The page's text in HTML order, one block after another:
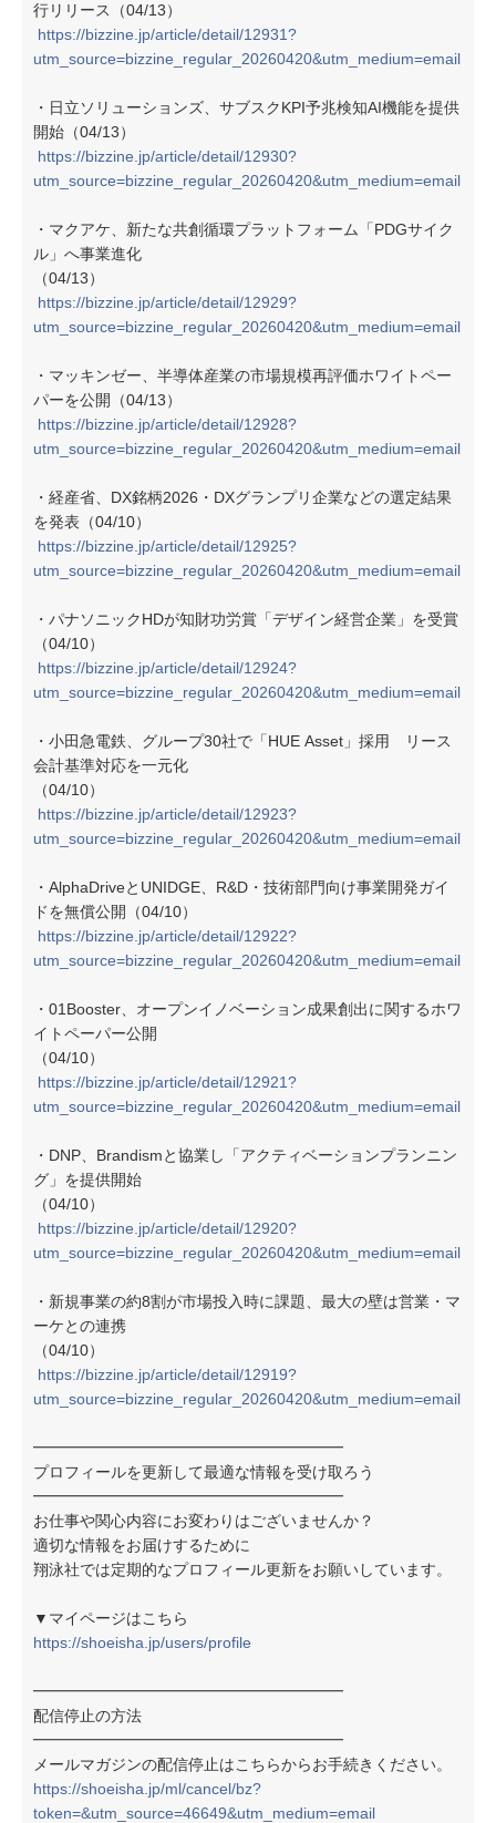
行リリース（04/13）
https://bizzine.jp/article/detail/12931?
utm_source=bizzine_regular_20260420&utm_medium=email
・日立ソリューションズ、サブスクKPI予兆検知AI機能を提供
開始（04/13）
https://bizzine.jp/article/detail/12930?
utm_source=bizzine_regular_20260420&utm_medium=email
・マクアケ、新たな共創循環プラットフォーム「PDGサイク
ル」へ事業進化
（04/13）
https://bizzine.jp/article/detail/12929?
utm_source=bizzine_regular_20260420&utm_medium=email
・マッキンゼー、半導体産業の市場規模再評価ホワイトペー
パーを公開（04/13）
https://bizzine.jp/article/detail/12928?
utm_source=bizzine_regular_20260420&utm_medium=email
・経産省、DX銘柄2026・DXグランプリ企業などの選定結果
を発表（04/10）
https://bizzine.jp/article/detail/12925?
utm_source=bizzine_regular_20260420&utm_medium=email
・パナソニックHDが知財功労賞「デザイン経営企業」を受賞
（04/10）
https://bizzine.jp/article/detail/12924?
utm_source=bizzine_regular_20260420&utm_medium=email
・小田急電鉄、グループ30社で「HUE Asset」採用 リース
会計基準対応を一元化
（04/10）
https://bizzine.jp/article/detail/12923?
utm_source=bizzine_regular_20260420&utm_medium=email
・AlphaDriveとUNIDGE、R&D・技術部門向け事業開発ガイ
ドを無償公開（04/10）
https://bizzine.jp/article/detail/12922?
utm_source=bizzine_regular_20260420&utm_medium=email
・01Booster、オープンイノベーション成果創出に関するホワ
イトペーパー公開
（04/10）
https://bizzine.jp/article/detail/12921?
utm_source=bizzine_regular_20260420&utm_medium=email
・DNP、Brandismと協業し「アクティベーションプランニン
グ」を提供開始
（04/10）
https://bizzine.jp/article/detail/12920?
utm_source=bizzine_regular_20260420&utm_medium=email
・新規事業の約8割が市場投入時に課題、最大の壁は営業・マ
ーケとの連携
（04/10）
https://bizzine.jp/article/detail/12919?
utm_source=bizzine_regular_20260420&utm_medium=email
━━━━━━━━━━━━━━━━━━━━
プロフィールを更新して最適な情報を受け取ろう
━━━━━━━━━━━━━━━━━━━━
お仕事や関心内容にお変わりはございませんか？
適切な情報をお届けするために
翔泳社では定期的なプロフィール更新をお願いしています。
▼マイページはこちら
https://shoeisha.jp/users/profile
━━━━━━━━━━━━━━━━━━━━
配信停止の方法
━━━━━━━━━━━━━━━━━━━━
メールマガジンの配信停止はこちらからお手続きください。
https://shoeisha.jp/ml/cancel/bz?
token=&utm_source=46649&utm_medium=email